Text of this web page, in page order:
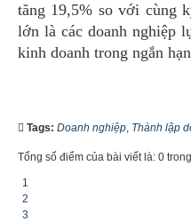
tăng 19,5% so với cùng
lớn là các doanh nghiệp
kinh doanh trong ngắn
Tags: Doanh nghiệp, Thành lập
Tổng số điểm của bài viết là: 0
1
2
3